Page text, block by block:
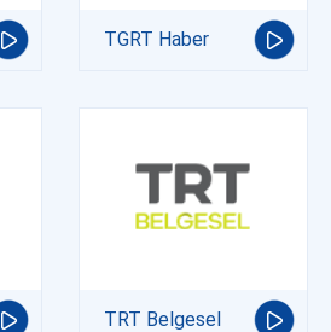
TGRT Haber
TRT Belgesel